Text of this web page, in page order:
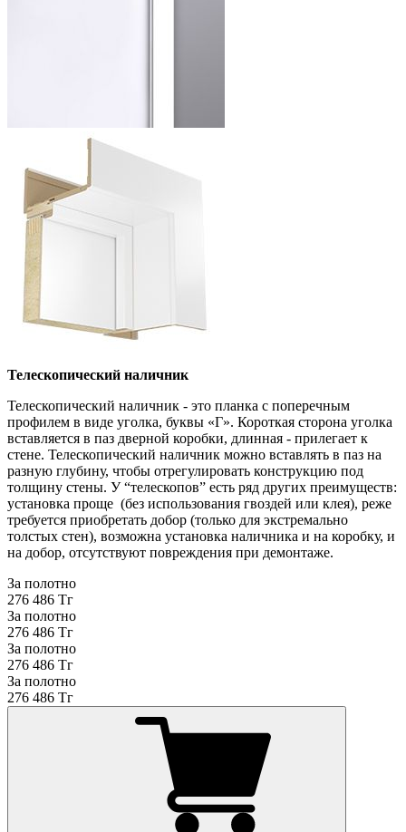
Телескопический наличник
Телескопический наличник - это планка с поперечным
профилем в виде уголка, буквы «Г». Короткая сторона уголка
вставляется в паз дверной коробки, длинная - прилегает к
стене. Телескопический наличник можно вставлять в паз на
разную глубину, чтобы отрегулировать конструкцию под
толщину стены. У “телескопов” есть ряд других преимуществ:
установка проще (без использования гвоздей или клея), реже
требуется приобретать добор (только для экстремально
толстых стен), возможна установка наличника и на коробку, и
на добор, отсутствуют повреждения при демонтаже.
За полотно
276 486 Тг
За полотно
276 486 Тг
За полотно
276 486 Тг
За полотно
276 486 Тг